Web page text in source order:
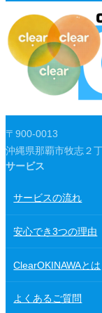
〒900-0013
沖縄県那覇市牧志２
サービス
サービスの流れ
安心でき3つの理由
ClearOKINAWAとは
よくあるご質問